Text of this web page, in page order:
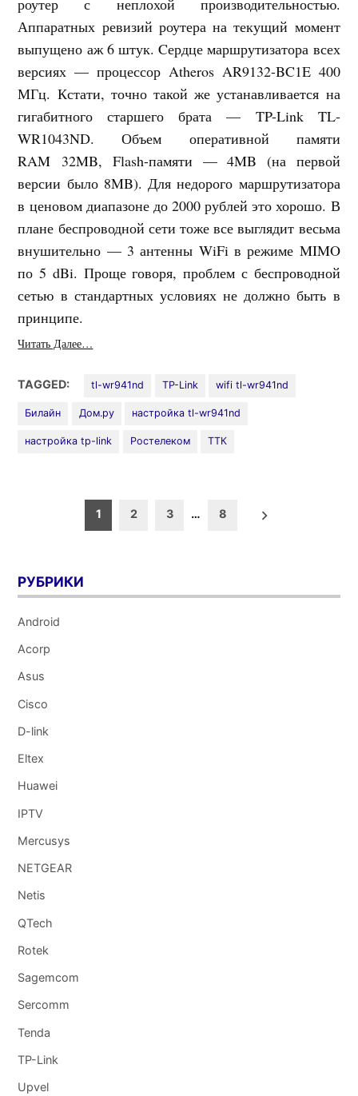
роутер с неплохой производительностью.
Аппаратных ревизий роутера на текущий момент
выпущено аж 6 штук. Cердце маршрутизатора всех
версиях — процессор Atheros AR9132-BC1E 400
МГц. Кстати, точно такой же устанавливается на
гигабитного старшего брата — TP-Link TL-
WR1043ND. Объем оперативной памяти
RAM 32MB, Flash-памяти — 4MB (на первой
версии было 8MB). Для недорого маршрутизатора
в ценовом диапазоне до 2000 рублей это хорошо. В
плане беспроводной сети тоже все выглядит весьма
внушительно — 3 антенны WiFi в режиме MIMO
по 5 dBi. Проще говоря, проблем с беспроводной
сетью в стандартных условиях не должно быть в
принципе.
Читать Далее…
TAGGED: tl-wr941nd TP-Link wifi tl-wr941nd
Билайн Дом.ру настройка tl-wr941nd
настройка tp-link Ростелеком ТТК
Пагинация
записей
1 2 3 … 8
РУБРИКИ
Android
Acorp
Asus
Cisco
D-link
Eltex
Huawei
IPTV
Mercusys
NETGEAR
Netis
QTech
Rotek
Sagemcom
Sercomm
Tenda
TP-Link
Upvel